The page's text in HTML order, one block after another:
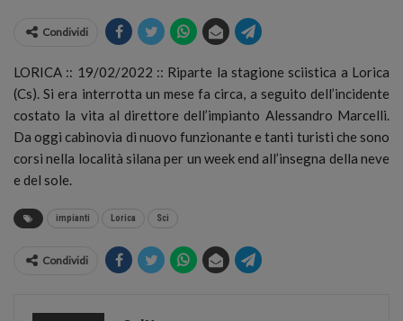
Condividi
LORICA :: 19/02/2022 :: Riparte la stagione sciistica a Lorica
(Cs). Si era interrotta un mese fa circa, a seguito dell’incidente
costato la vita al direttore dell’impianto Alessandro Marcelli.
Da oggi cabinovia di nuovo funzionante e tanti turisti che sono
corsi nella località silana per un week end all’insegna della neve
e del sole.
impianti Lorica Sci
Condividi